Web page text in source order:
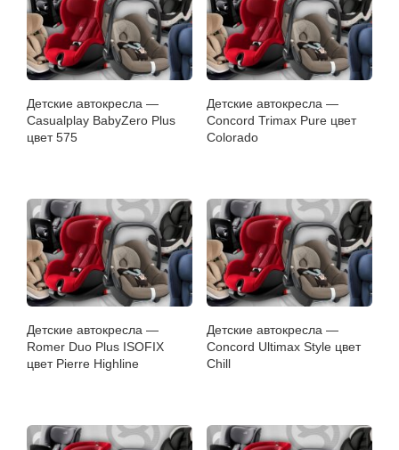
Детские автокресла —
Casualplay BabyZero Plus
цвет 575
Детские автокресла —
Concord Trimax Pure цвет
Colorado
Детские автокресла —
Romer Duo Plus ISOFIX
цвет Pierre Highline
Детские автокресла —
Concord Ultimax Style цвет
Chill